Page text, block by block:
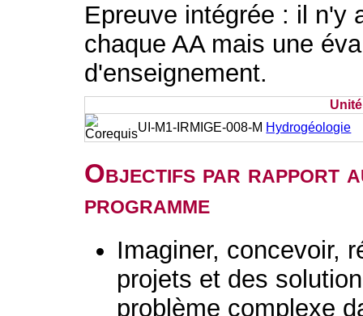
Epreuve intégrée : il n'y
chaque AA mais une
d'enseignement.
UI-M1-IRMIGE-008-M Hydrogéologie
Objectifs par rapport
programme
Imaginer, concevoir,
projets et des
problème complexe